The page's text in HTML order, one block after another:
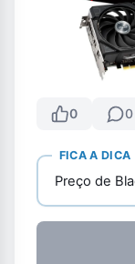
0 0
FICA A DICA
Preço de